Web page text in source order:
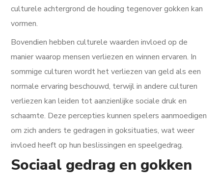
culturele achtergrond de houding tegenover gokken kan
vormen.
Bovendien hebben culturele waarden invloed op de
manier waarop mensen verliezen en winnen ervaren. In
sommige culturen wordt het verliezen van geld als een
normale ervaring beschouwd, terwijl in andere culturen
verliezen kan leiden tot aanzienlijke sociale druk en
schaamte. Deze percepties kunnen spelers aanmoedigen
om zich anders te gedragen in goksituaties, wat weer
invloed heeft op hun beslissingen en speelgedrag.
Sociaal gedrag en gokken